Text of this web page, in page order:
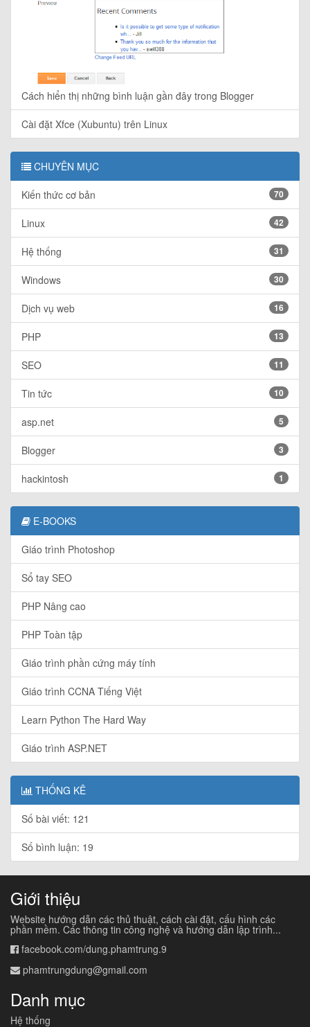
Cách hiển thị những bình luận gần đây trong Blogger
Cài đặt Xfce (Xubuntu) trên Linux
CHUYÊN MỤC
Kiến thức cơ bản 70
Linux 42
Hệ thống 31
Windows 30
Dịch vụ web 16
PHP 13
SEO 11
Tin tức 10
asp.net 5
Blogger 3
hackintosh 1
E-BOOKS
Giáo trình Photoshop
Sổ tay SEO
PHP Nâng cao
PHP Toàn tập
Giáo trình phần cứng máy tính
Giáo trình CCNA Tiếng Việt
Learn Python The Hard Way
Giáo trình ASP.NET
THỐNG KÊ
Số bài viết: 121
Số bình luận: 19
Giới thiệu
Website hướng dẫn các thủ thuật, cách cài đặt, cấu hình các
phần mềm. Các thông tin công nghệ và hướng dẫn lập trình...
facebook.com/dung.phamtrung.9
phamtrungdung@gmail.com
Danh mục
Hệ thống